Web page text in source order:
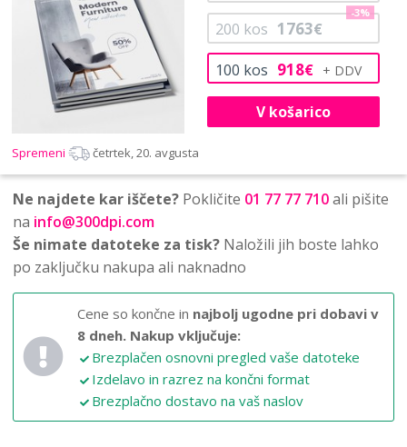
100 kos 918€
200 kos 1763€
-3%
V košarico
Spremeni četrtek, 20. avgusta
Ne najdete kar iščete? Pokličite 01 77 77 710ali pišite
na info@300dpi.com
Še nimate datoteke za tisk? Naložili jih boste lahko
po zaključku nakupa ali naknadno
Cene so končne in najbolj ugodne pri dobavi v
8 dneh. Nakup vključuje:
Brezplačen osnovni pregled vaše datoteke
Izdelavo in razrez na končni format
Brezplačno dostavo na vaš naslov